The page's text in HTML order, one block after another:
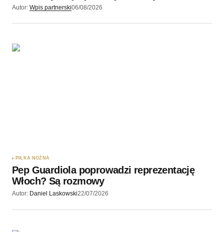
Autor: Wpis partnerski06/08/2026
PIŁKA NOŻNA
Pep Guardiola poprowadzi reprezentację
Włoch? Są rozmowy
Autor: Daniel Laskowski22/07/2026